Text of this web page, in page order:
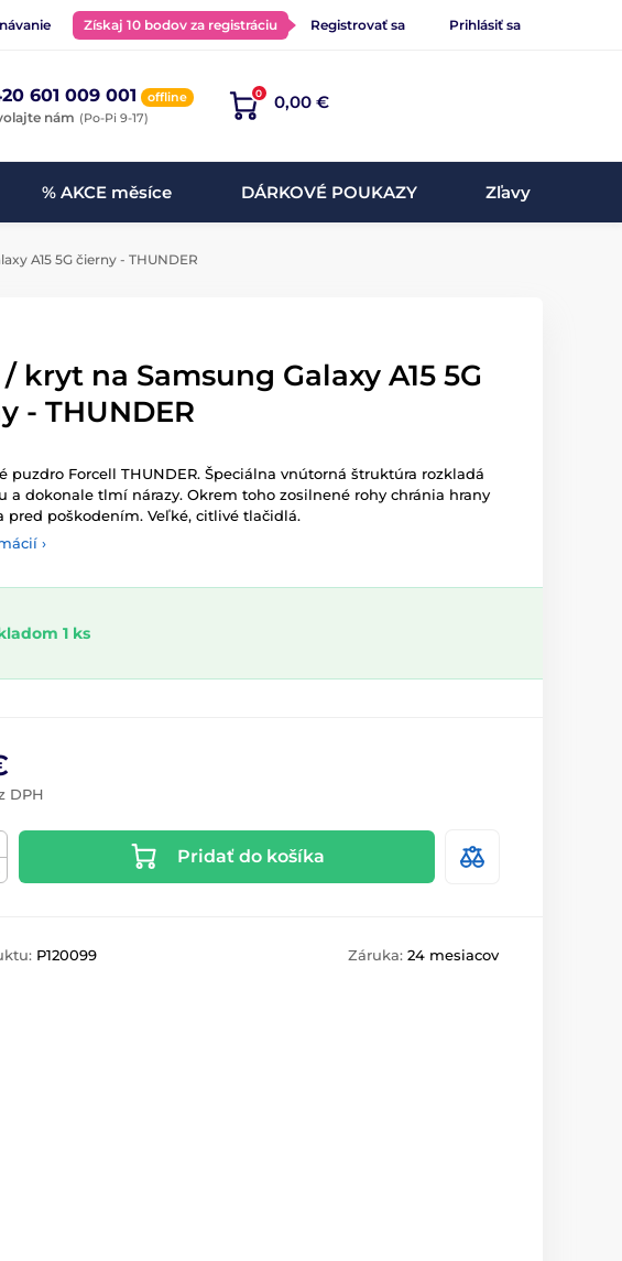
Získaj 10 bodov za registráciu Registrovať sa Prihlásiť sa
601 009 001 offline
nám (Po-Pi 9-17)
0 0,00 €
% AKCE měsíce DÁRKOVÉ POUKAZY Zľavy
A15 5G čierny - THUNDER
kryt na Samsung Galaxy A15 5G
- THUNDER
puzdro Forcell THUNDER. Špeciálna vnútorná štruktúra rozkladá
a dokonale tlmí nárazy. Okrem toho zosilnené rohy chránia hrany
pred poškodením. Veľké, citlivé tlačidlá.
›
1 ks
DPH
Pridať do košíka
P120099 Záruka: 24 mesiacov